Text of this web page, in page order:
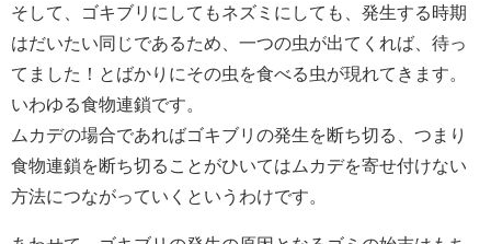
そして、ゴキブリにしてもネズミにしても、発生する時期
はだいたい同じであるため、一つの虫が出てくれば、待っ
てました！とばかりにその虫を食べる虫が現れてきます。
いわゆる食物連鎖です。
ムカデの場合であればゴキブリの発生を断ち切る、つまり
食物連鎖を断ち切ることがひいてはムカデを寄せ付けない
方法につながっていくというわけです。